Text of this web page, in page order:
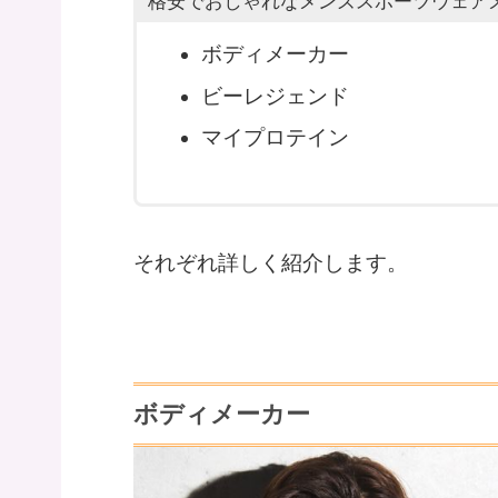
ボディメーカー
ビーレジェンド
マイプロテイン
それぞれ詳しく紹介します。
ボディメーカー